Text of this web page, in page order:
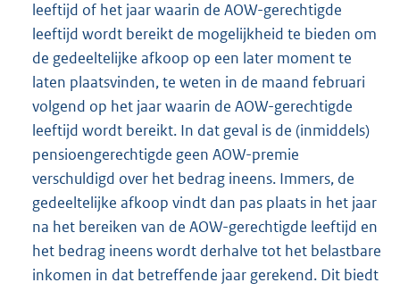
leeftijd of het jaar waarin de AOW-gerechtigde
leeftijd wordt bereikt de mogelijkheid te bieden om
de gedeeltelijke afkoop op een later moment te
laten plaatsvinden, te weten in de maand februari
volgend op het jaar waarin de AOW-gerechtigde
leeftijd wordt bereikt. In dat geval is de (inmiddels)
pensioengerechtigde geen AOW-premie
verschuldigd over het bedrag ineens. Immers, de
gedeeltelijke afkoop vindt dan pas plaats in het jaar
na het bereiken van de AOW-gerechtigde leeftijd en
het bedrag ineens wordt derhalve tot het belastbare
inkomen in dat betreffende jaar gerekend. Dit biedt